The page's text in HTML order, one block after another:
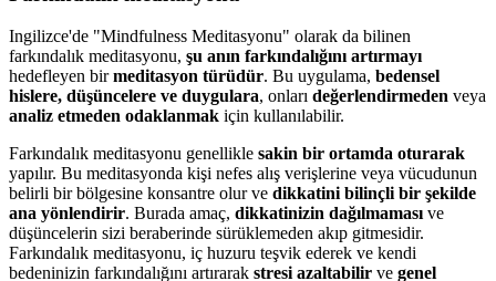
Ingilizce'de "Mindfulness Meditasyonu" olarak da bilinen
farkındalık meditasyonu, şu anın farkındalığını artırmayı
hedefleyen birmeditasyon türüdür. Bu uygulama, bedensel
hislere, düşüncelere ve duygulara, onları değerlendirmeden veya
analiz etmeden odaklanmak için kullanılabilir.
Farkındalık meditasyonu genellikle sakin bir ortamda oturarak
yapılır. Bu meditasyonda kişi nefes alış verişlerine veya vücudunun
belirli bir bölgesine konsantre olur ve dikkatini bilinçli bir şekilde
ana yönlendirir. Burada amaç, dikkatinizin dağılmamasıve
düşüncelerin sizi beraberinde sürüklemeden akıp gitmesidir.
Farkındalık meditasyonu, iç huzuru teşvik ederek ve kendi
bedeninizin farkındalığını artırarak stresi azaltabilir ve genel